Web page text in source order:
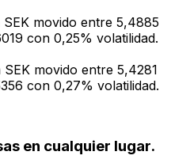
movido entre 5,4885
con 0,25% volatilidad.
movido entre 5,4281
con 0,27% volatilidad.
en cualquier lugar.